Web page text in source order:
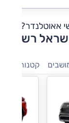
אאוטלנדר?
רשימת
קטנות